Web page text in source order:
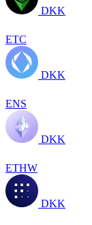
DKK
ETC
DKK
ENS
DKK
ETHW
DKK